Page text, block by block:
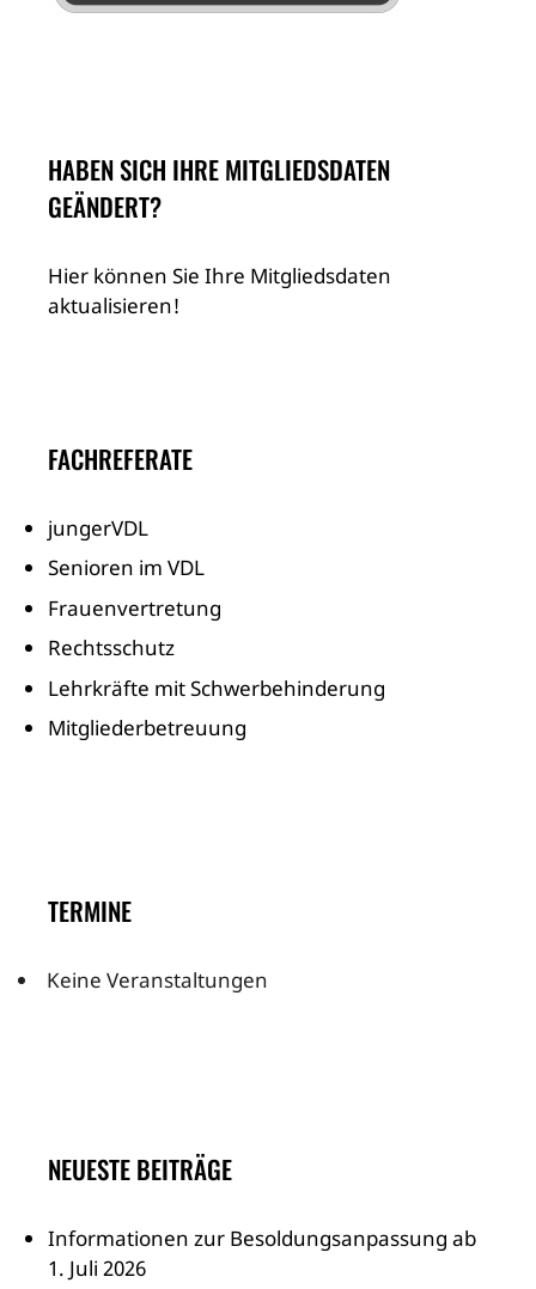
HABEN SICH IHRE MITGLIEDSDATEN
GEÄNDERT?
Hier können Sie Ihre Mitgliedsdaten
aktualisieren!
FACHREFERATE
jungerVDL
Senioren im VDL
Frauenvertretung
Rechtsschutz
Lehrkräfte mit Schwerbehinderung
Mitgliederbetreuung
TERMINE
Keine Veranstaltungen
NEUESTE BEITRÄGE
Informationen zur Besoldungsanpassung ab
1. Juli 2026